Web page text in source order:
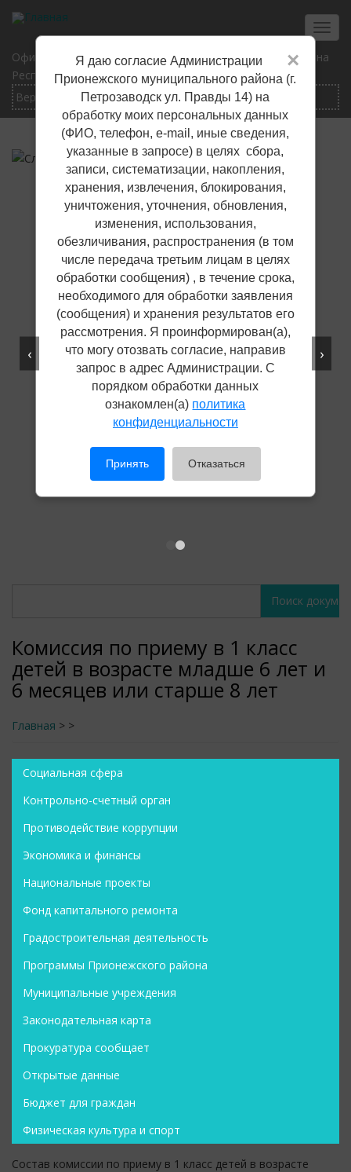
Перейти
основному
содержанию
×
Я даю согласие Администрации
Прионежского муниципального района (г.
Петрозаводск ул. Правды 14) на
обработку моих персональных данных
(ФИО, телефон, е-mail, иные сведения,
указанные в запросе) в целях сбора,
записи, систематизации, накопления,
хранения, извлечения, блокирования,
уничтожения, уточнения, обновления,
изменения, использования,
обезличивания, распространения (в том
числе передача третьим лицам в целях
обработки сообщения) , в течение срока,
необходимого для обработки заявления
(сообщения) и хранения результатов его
рассмотрения. Я проинформирован(а),
что могу отозвать согласие, направив
запрос в адрес Администрации. С
порядком обработки данных
ознакомлен(а) политика
конфиденциальности
Принять Отказаться
Официальный сайт Прионежского муниципального района
Республики Карелия
‹ ›
Комиссия по приему в 1 класс
детей в возрасте младше 6 лет и
6 месяцев или старше 8 лет
Главная > >
Социальная сфера
Контрольно-счетный орган
Противодействие коррупции
Экономика и финансы
Национальные проекты
Фонд капитального ремонта
Градостроительная деятельность
Программы Прионежского района
Муниципальные учреждения
Законодательная карта
Прокуратура сообщает
Открытые данные
Бюджет для граждан
Физическая культура и спорт
Состав комиссии по приему в 1 класс детей в возрасте